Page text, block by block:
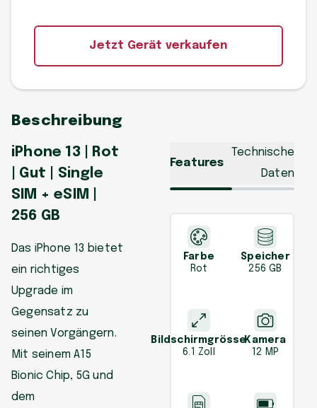
Jetzt Gerät verkaufen
Beschreibung
iPhone 13 | Rot
| Gut | Single
SIM + eSIM |
256 GB
Das iPhone 13 bietet
ein richtiges
Upgrade im
Gegensatz zu
seinen Vorgängern.
Mit seinem A15
Bionic Chip, 5G und
dem
Features
Technische
Daten
Farbe
Rot
Speicher
256 GB
Bildschirmgrösse
6.1 Zoll
Kamera
12 MP